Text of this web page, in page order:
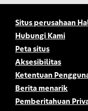
Situs perusahaan
Hubungi Kami
Peta situs
Aksesibilitas
Ketentuan
Berita menarik
Pemberitahuan